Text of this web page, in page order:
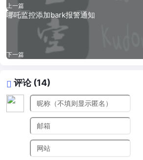
上一篇
哪吒监控添加bark报警通知
下一篇
评论 (14)